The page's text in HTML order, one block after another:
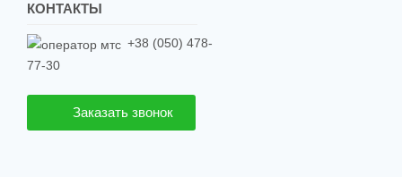
КОНТАКТЫ
+38 (050) 478-
77-30
Заказать звонок